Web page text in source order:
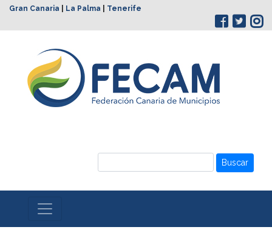
Gran Canaria La Palma Tenerife
Buscar